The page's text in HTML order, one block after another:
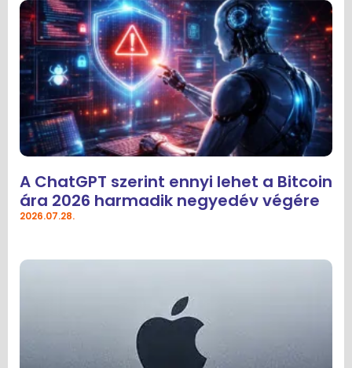
A ChatGPT szerint ennyi lehet a Bitcoin
ára 2026 harmadik negyedév végére
2026.07.28.